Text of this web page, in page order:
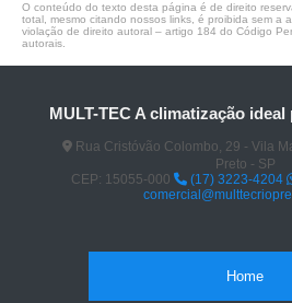
O conteúdo do texto desta página é de direito
total, mesmo citando nossos links, é proibida sem a
violação de direito autoral – artigo 184 do Código
autorais
MULT-TEC A climatização
Rua Cristóvão Colombo, 29 - Vila
Preto - SP
CEP: 15055-000
(17) 3223-4204
Home